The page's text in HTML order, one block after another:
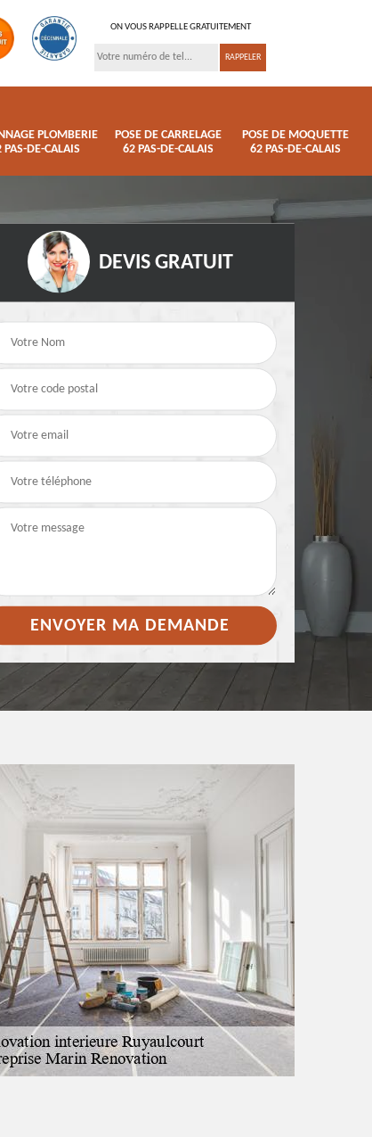
ON VOUS RAPPELLE GRATUITEMENT
PLOMBERIE
PAS-DE-CALAIS
POSE DE CARRELAGE
62 PAS-DE-CALAIS
POSE DE MOQUETTE
62 PAS-DE-CALAIS
Pose de parquet 62
Dépannage
62 Pas-de-Calais
DEVIS GRATUIT